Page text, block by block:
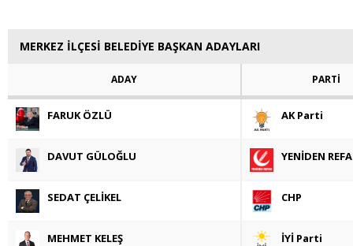
MERKEZ İLÇESİ BELEDİYE BAŞKAN ADAYLARI
ADAY PARTİ
FARUK ÖZLÜ AK Parti
DAVUT GÜLOĞLU YENİDEN
SEDAT ÇELİKEL CHP
MEHMET KELEŞ İYİ Parti